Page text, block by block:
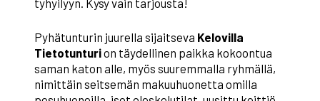
tyhyilyyn. Kysy vain tarjousta!
Pyhätunturin juurella sijaitseva Kelovilla
Tietotunturion täydellinen paikka kokoontua
saman katon alle, myös suuremmalla ryhmällä,
nimittäin seitsemän makuuhuonetta omilla